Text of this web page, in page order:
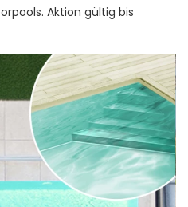
Aktion gültig bis